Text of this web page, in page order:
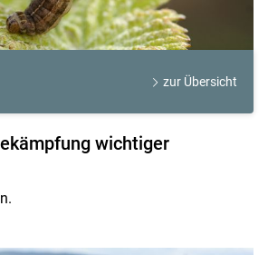
zur Übersicht
wichtiger